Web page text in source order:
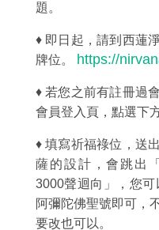
題。
♦ 即日起，請到西蓮
牌位。 https://
♦ 若您之前有註冊過
會員登入頁，點選下
♦ 填寫祈福祿位，送
薩的設計，會跳出
3000聲迴向」，您
阿彌陀佛聖號即可，
要改也可以。